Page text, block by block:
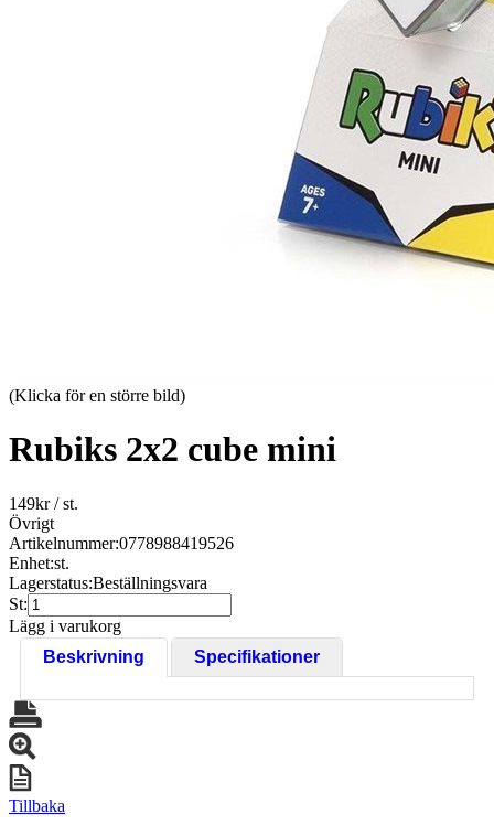
(Klicka för en större bild)
Rubiks 2x2 cube mini
149kr/ st.
Övrigt
Artikelnummer:0778988419526
Enhet:st.
Lagerstatus:Beställningsvara
St:
Lägg i varukorg
Beskrivning
Specifikationer
Tillbaka